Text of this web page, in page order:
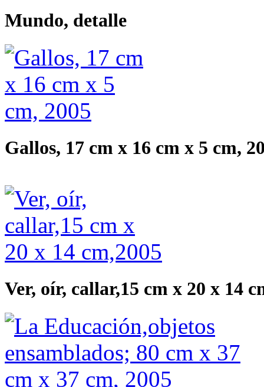
Mundo, detalle
Gallos, 17 cm x 16 cm x 5 cm,
Ver, oír, callar,15 cm x 20 x 14